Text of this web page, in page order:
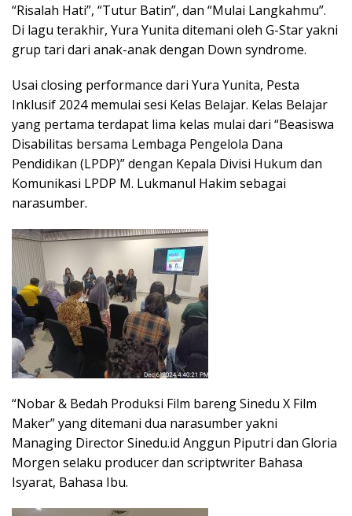
“Risalah Hati”, “Tutur Batin”, dan “Mulai Langkahmu”.
Di lagu terakhir, Yura Yunita ditemani oleh G-Star yakni
grup tari dari anak-anak dengan Down syndrome.
Usai closing performance dari Yura Yunita, Pesta
Inklusif 2024 memulai sesi Kelas Belajar. Kelas Belajar
yang pertama terdapat lima kelas mulai dari “Beasiswa
Disabilitas bersama Lembaga Pengelola Dana
Pendidikan (LPDP)” dengan Kepala Divisi Hukum dan
Komunikasi LPDP M. Lukmanul Hakim sebagai
narasumber.
“Nobar & Bedah Produksi Film bareng Sinedu X Film
Maker” yang ditemani dua narasumber yakni
Managing Director Sinedu.id Anggun Piputri dan Gloria
Morgen selaku producer dan scriptwriter Bahasa
Isyarat, Bahasa Ibu.